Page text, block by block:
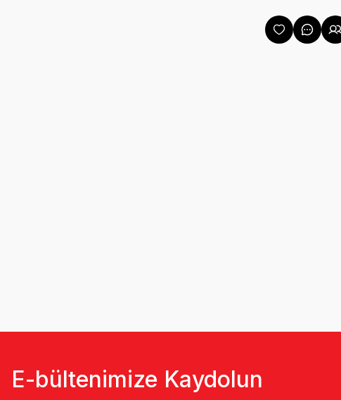
E-bültenimize Kaydolun